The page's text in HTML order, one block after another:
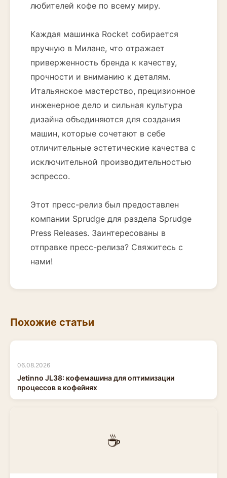
любителей кофе по всему миру.
Каждая машинка Rocket собирается
вручную в Милане, что отражает
приверженность бренда к качеству,
прочности и вниманию к деталям.
Итальянское мастерство, прецизионное
инженерное дело и сильная культура
дизайна объединяются для создания
машин, которые сочетают в себе
отличительные эстетические качества с
исключительной производительностью
эспрессо.
Этот пресс-релиз был предоставлен
компании Sprudge для раздела Sprudge
Press Releases. Заинтересованы в
отправке пресс-релиза? Свяжитесь с
нами!
Похожие статьи
06.08.2026
Jetinno JL38: кофемашина для оптимизации
процессов в кофейнях
☕